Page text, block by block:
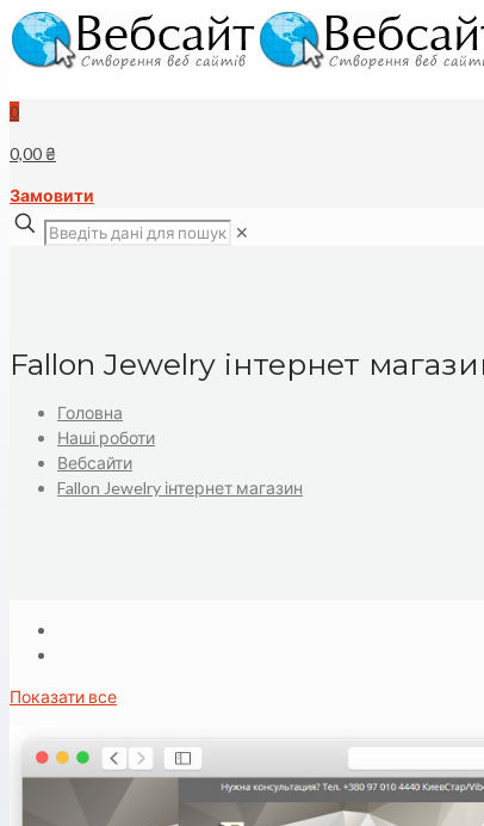
0
0,00 ₴
Замовити
✕
Fallon Jewelry інтернет
Головна
Наші роботи
Вебсайти
Fallon Jewelry інтернет магазин
Показати все